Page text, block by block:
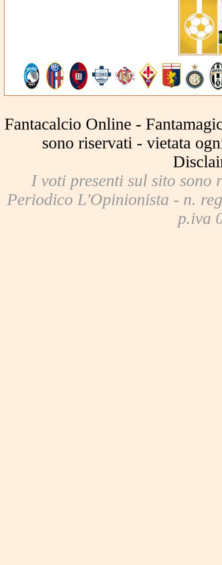
Fantacalcio Online -
sono riservati - vietata
I voti presenti sul sito sono
Periodico L'Opinionista - n.
p.iva